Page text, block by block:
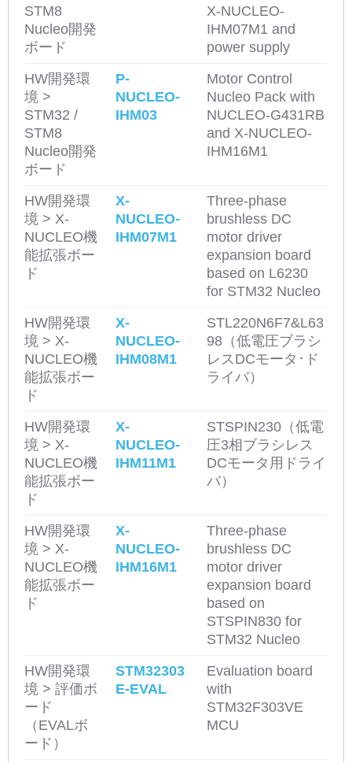
STM8
Nucleo開発
ボード
X-NUCLEO-
IHM07M1 and
power supply
HW開発環
境 >
STM32 /
STM8
Nucleo開発
ボード
P-
NUCLEO-
IHM03
Motor Control
Nucleo Pack with
NUCLEO-G431RB
and X-NUCLEO-
IHM16M1
HW開発環
境 > X-
NUCLEO機
能拡張ボー
ド
X-
NUCLEO-
IHM07M1
Three-phase
brushless DC
motor driver
expansion board
based on L6230
for STM32 Nucleo
HW開発環
境 > X-
NUCLEO機
能拡張ボー
ド
X-
NUCLEO-
IHM08M1
STL220N6F7&L63
98（低電圧ブラシ
レスDCモータ･ド
ライバ）
HW開発環
境 > X-
NUCLEO機
能拡張ボー
ド
X-
NUCLEO-
IHM11M1
STSPIN230（低電
圧3相ブラシレス
DCモータ用ドライ
バ）
HW開発環
境 > X-
NUCLEO機
能拡張ボー
ド
X-
NUCLEO-
IHM16M1
Three-phase
brushless DC
motor driver
expansion board
based on
STSPIN830 for
STM32 Nucleo
HW開発環
境 > 評価ボ
ード
（EVALボ
ード）
STM32303
E-EVAL
Evaluation board
with
STM32F303VE
MCU